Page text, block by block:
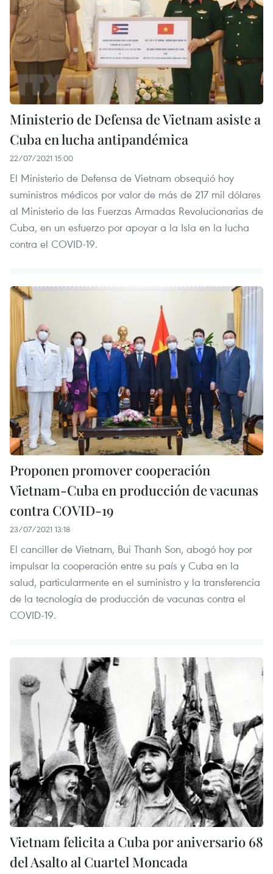
Ministerio de Defensa de Vietnam asiste a
Cuba en lucha antipandémica
22/07/2021 15:00
El Ministerio de Defensa de Vietnam obsequió hoy
suministros médicos por valor de más de 217 mil dólares
al Ministerio de las Fuerzas Armadas Revolucionarias de
Cuba, en un esfuerzo por apoyar a la Isla en la lucha
contra el COVID-19.
Proponen promover cooperación
Vietnam-Cuba en producción de vacunas
contra COVID-19
23/07/2021 13:18
El canciller de Vietnam, Bui Thanh Son, abogó hoy por
impulsar la cooperación entre su país y Cuba en la
salud, particularmente en el suministro y la transferencia
de la tecnología de producción de vacunas contra el
COVID-19.
Vietnam felicita a Cuba por aniversario 68
del Asalto al Cuartel Moncada